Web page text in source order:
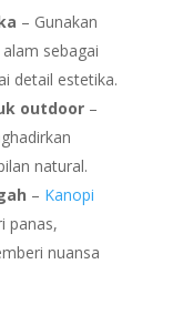
– Gunakan
sebagai
detail estetika.
outdoor–
natural.
– Kanopi
panas,
nuansa